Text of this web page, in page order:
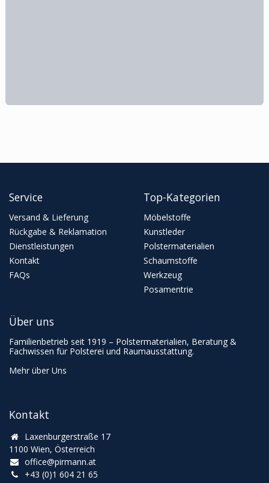
Service
Versand & Lieferung
Rückgabe & Reklamation
Dienstleistungen
Kontakt
FAQs
Top-Kategorien
Möbelstoffe
Kunstleder
Polstermaterialien
Schaumstoffe
Werkzeug
Posamentrie
Kontakt
Laxenburgerstraße 17
1100 Wien, Österreich
office@pirmann.at
+43 (0)1 604 21 65
Über uns
Familienbetrieb seit 1919 – Polstermaterialien, Beratung &
Fachwissen für Polsterei und Raumausstattung.
Mehr über Uns